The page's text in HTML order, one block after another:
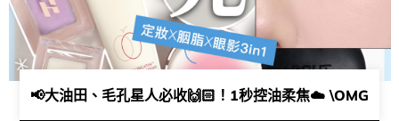
📢​大油田、毛孔星人必收🙌🏻！1秒控油柔焦☁️ \OMG實
$30-40就有交易😛​分分鐘平過餐lunch​🤩​💫​